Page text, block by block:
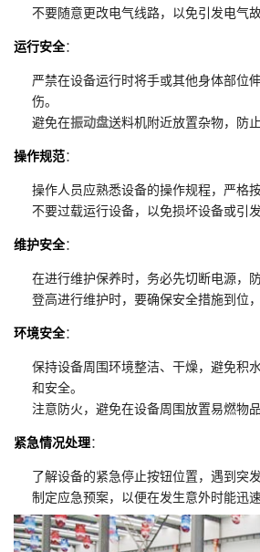
不要随意更改电气线路，以免引发电气故
运行安全：
严禁在设备运行时将手或其他身体部位
伤。
避免在振动盘送料机附近放置杂物，防
操作规范：
操作人员应熟悉设备的操作规程，严格
不要过载运行设备，以免损坏设备或引发
维护安全：
在进行维护保养时，务必先切断电源，防
登高进行维护时，要确保安全措施到位，
环境安全：
保持设备周围环境整洁、干燥，避免积
和安全。
注意防火，避免在设备周围放置易燃物品
紧急情况处理：
了解设备的紧急停止按钮位置，遇到突
制定应急预案，以便在发生意外时能迅